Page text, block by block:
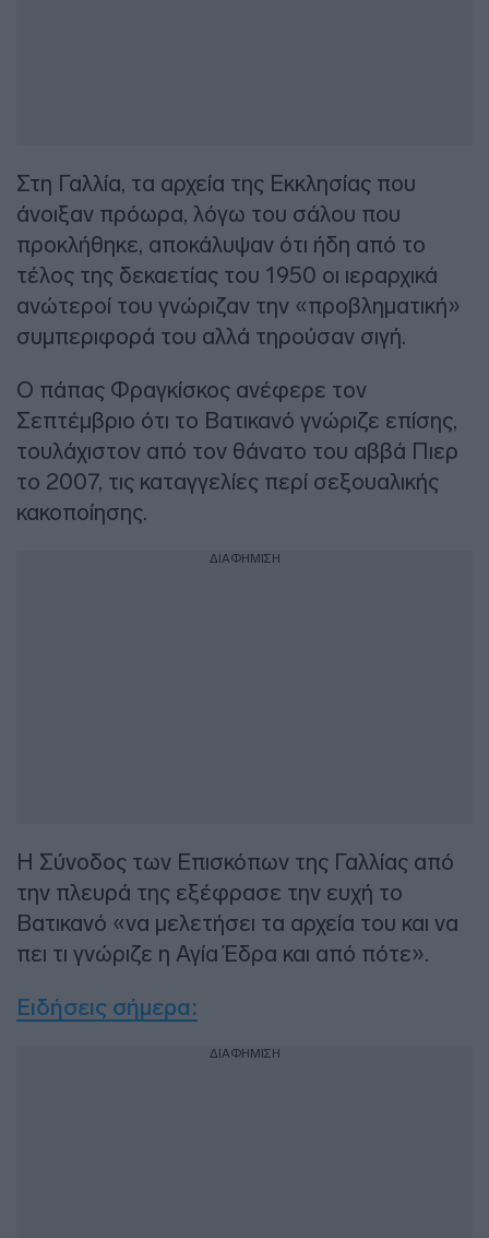
Στη Γαλλία, τα αρχεία της Εκκλησίας που
άνοιξαν πρόωρα, λόγω του σάλου που
προκλήθηκε, αποκάλυψαν ότι ήδη από το
τέλος της δεκαετίας του 1950 οι ιεραρχικά
ανώτεροί του γνώριζαν την «προβληματική»
συμπεριφορά του αλλά τηρούσαν σιγή.
Ο πάπας Φραγκίσκος ανέφερε τον
Σεπτέμβριο ότι το Βατικανό γνώριζε επίσης,
τουλάχιστον από τον θάνατο του αββά Πιερ
το 2007, τις καταγγελίες περί σεξουαλικής
κακοποίησης.
ΔΙΑΦΗΜΙΣΗ
Η Σύνοδος των Επισκόπων της Γαλλίας από
την πλευρά της εξέφρασε την ευχή το
Βατικανό «να μελετήσει τα αρχεία του και να
πει τι γνώριζε η Αγία Έδρα και από πότε».
Ειδήσεις σήμερα:
ΔΙΑΦΗΜΙΣΗ